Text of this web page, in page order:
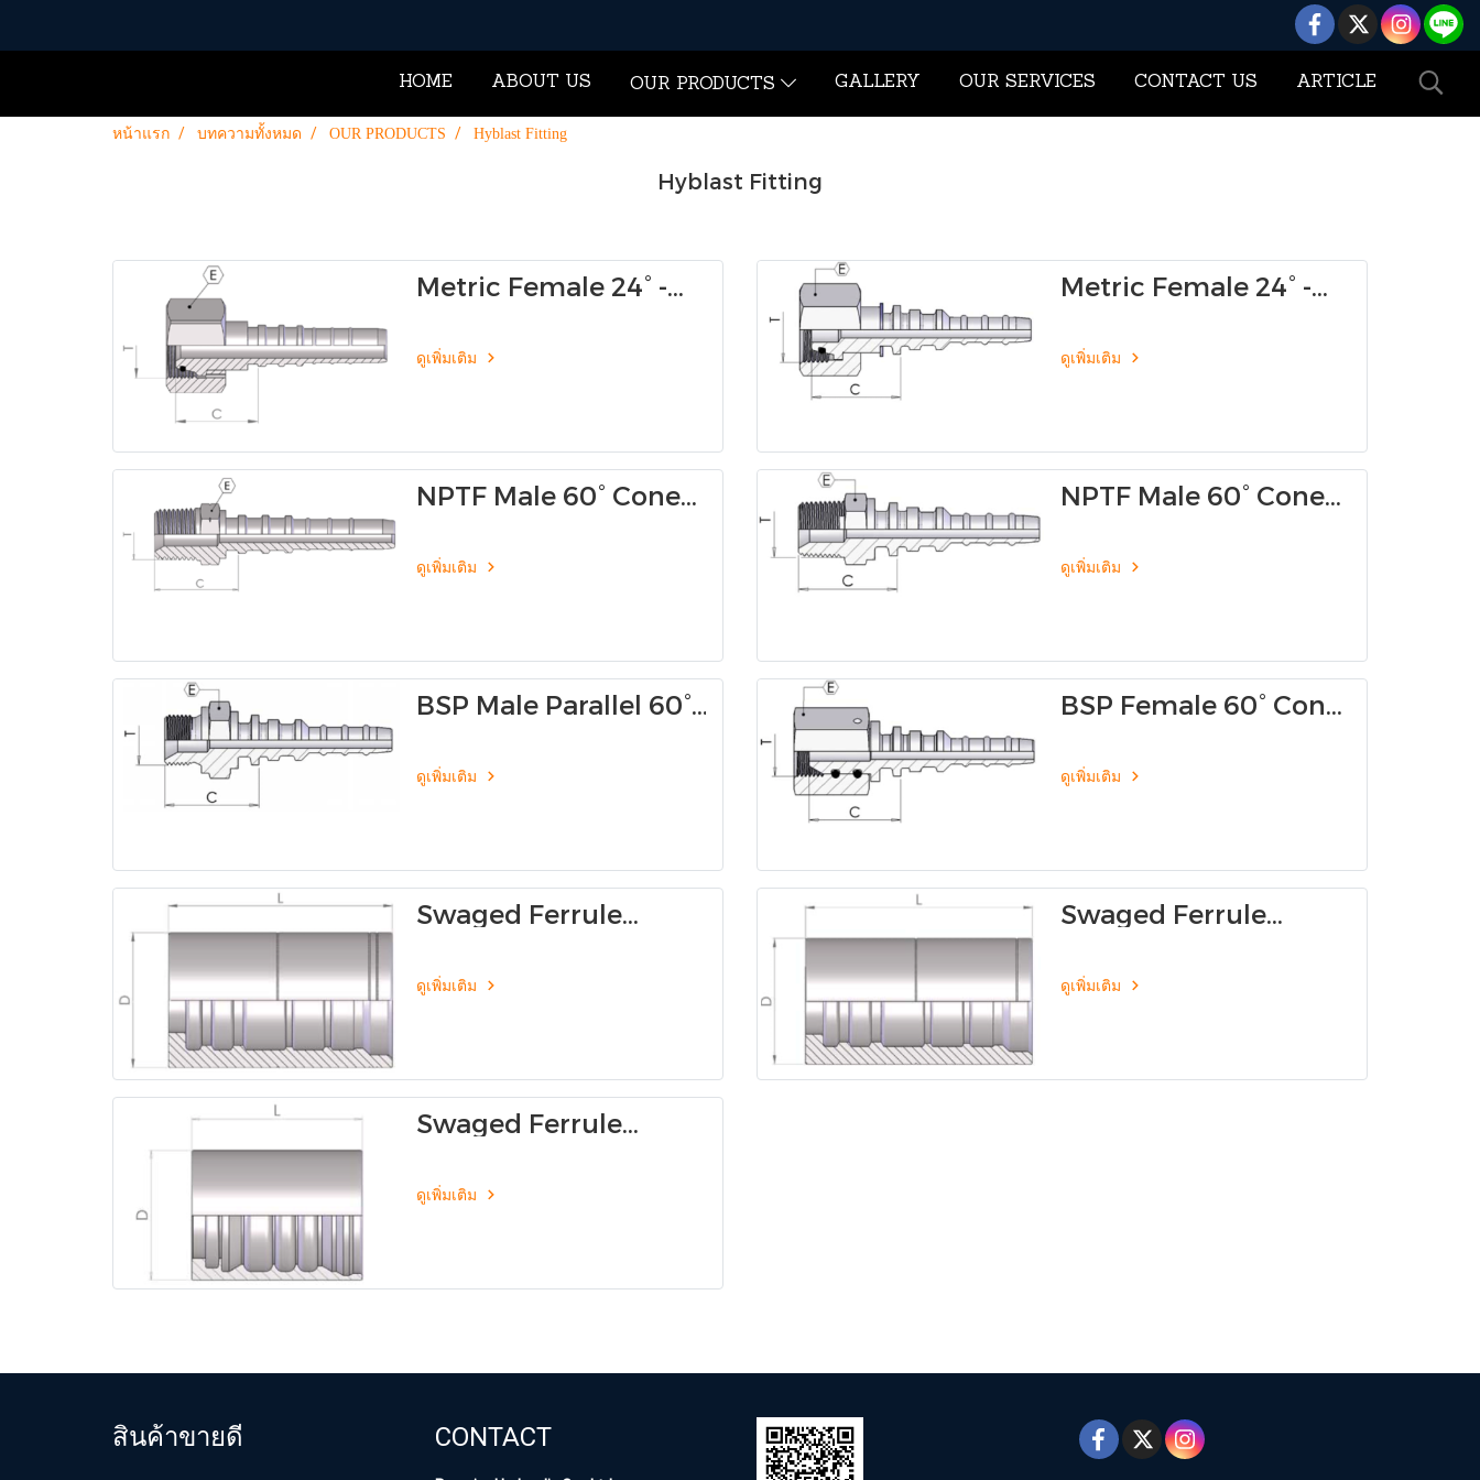
HOME ABOUT US OUR PRODUCTS GALLERY OUR SERVICES CONTACT US ARTICLE
หน้าแรก บทความทั้งหมด OUR PRODUCTS Hyblast Fitting
Hyblast Fitting
Metric Female 24° -
ดูเพิ่มเติม
Metric Female 24° -
ดูเพิ่มเติม
NPTF Male 60° Cone
ดูเพิ่มเติม
NPTF Male 60° Cone
ดูเพิ่มเติม
BSP Male Parallel 60°
ดูเพิ่มเติม
BSP Female 60° Cone
ดูเพิ่มเติม
Swaged Ferrule
ดูเพิ่มเติม
Swaged Ferrule
ดูเพิ่มเติม
Swaged Ferrule
ดูเพิ่มเติม
สินค้าขายดี CONTACT